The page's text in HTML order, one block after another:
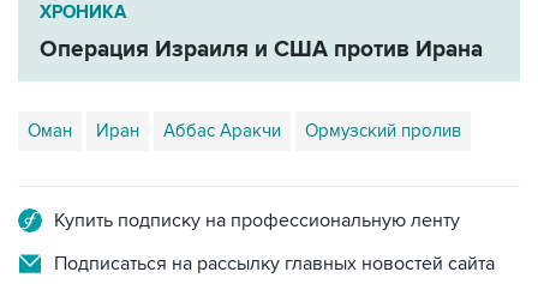
ХРОНИКА
Операция Израиля и США против Ирана
Оман Иран Аббас Аракчи Ормузский пролив
Купить подписку на профессиональную ленту
Подписаться на рассылку главных новостей сайта